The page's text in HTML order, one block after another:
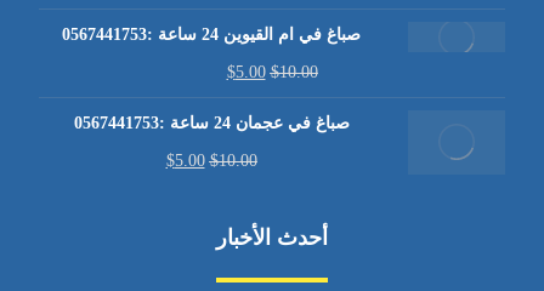
صباغ في ام القيوين 24 ساعة :0567441753
$10.00
$5.00
صباغ في عجمان 24 ساعة :0567441753
$10.00
$5.00
أحدث الأخبار